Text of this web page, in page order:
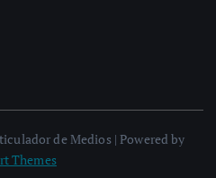
de Medios | Powered by
Themes